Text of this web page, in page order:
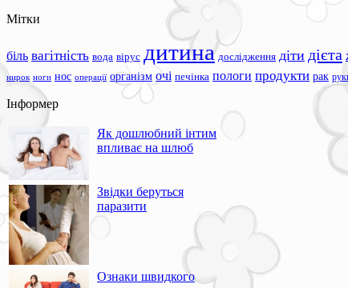
Мітки
біль вагітність вода вірус дитина дослідження діти дієта
нирок ноги нос операції організм очі печінка пологи продукти рак
Інформер
Як дошлюбний інтим
впливає на шлюб
Звідки беруться
паразити
Ознаки швидкого